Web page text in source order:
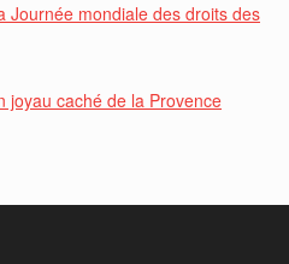
Journée mondiale des droits des
joyau caché de la Provence